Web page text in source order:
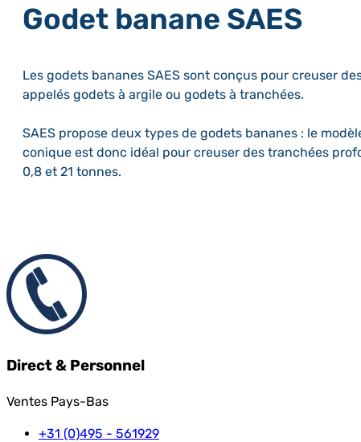
Godet banane SAES
Les godets bananes SAES sont conçus pour creuser
appelés godets à argile ou godets à tranchées.
SAES propose deux types de godets bananes : le
conique est donc idéal pour creuser des tranchées
0,8 et 21 tonnes.
Direct & Personnel
Ventes Pays-Bas
+31 (0)495 - 561929